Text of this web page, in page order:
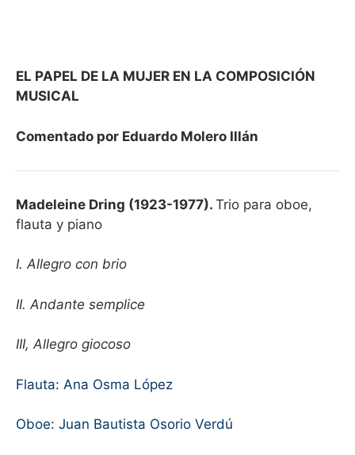
EL PAPEL DE LA MUJER EN LA COMPOSICIÓN
MUSICAL
Comentado por Eduardo Molero Illán
Madeleine Dring (1923-1977). Trio para oboe,
flauta y piano
I. Allegro con brio
II. Andante semplice
III, Allegro giocoso
Flauta: Ana Osma López
Oboe: Juan Bautista Osorio Verdú